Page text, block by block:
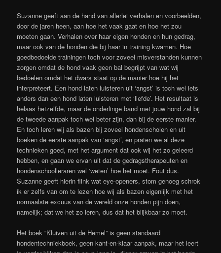
Suzanne geeft aan de hand van allerlei verhalen en voorbeelden,
door de jaren heen, aan hoe het vaak gaat en hoe het zou
moeten gaan. Verhalen over haar eigen honden en hun gedrag,
maar ook van de honden die bij haar in training kwamen. Hoe
goedbedoelde trainingen toch voor zoveel misverstanden kunnen
zorgen omdat de hond vaak geen bal begrijpt van wat wij
bedoelen omdat het dwars staat op de manier hoe hij het
interpreteert. Een hond laten luisteren uit ‘angst’ is toch wel iets
anders dan een hond laten luisteren met ‘liefde’. Het resultaat is
helaas hetzelfde, maar de onderlinge band met jouw hond zal bij
de tweede aanpak toch wel beter zijn, dan bij de eerste manier.
En toch leren wij als bazen bij zoveel hondenscholen en uit
boeken de eerste aanpak van ‘angst’, en praten we al deze
technieken goed, met het argument dat ook wij het zo geleerd
hebben, en gaan we ervan uit dat de gedragstherapeuten en
hondenschoolleraren wel ‘weten’ hoe het moet. Fout dus.
Suzanne geeft hierin flink wat eye-openers, stom genoeg schrok
ik er zelfs van om te lezen hoe wij als bazen eigenlijk met het
normaalste excuus van de wereld onze honden pijn doen,
namelijk; dat we het zo leren, dus dat het blijkbaar zo moet.
Het boek “Kluiven uit de Hemel” is geen standaard
hondentechniekboek, geen kant-en-klaar aanpak, maar het leert